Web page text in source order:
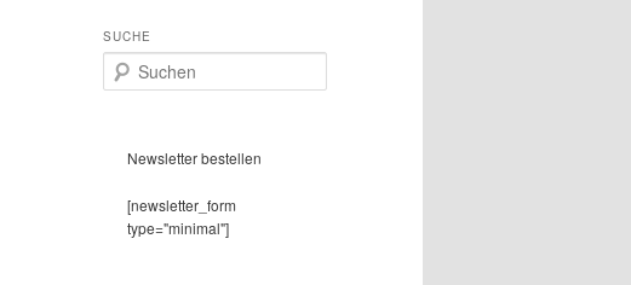
SUCHE
u
Newsletter bestellen
[newsletter_form
type="minimal"]